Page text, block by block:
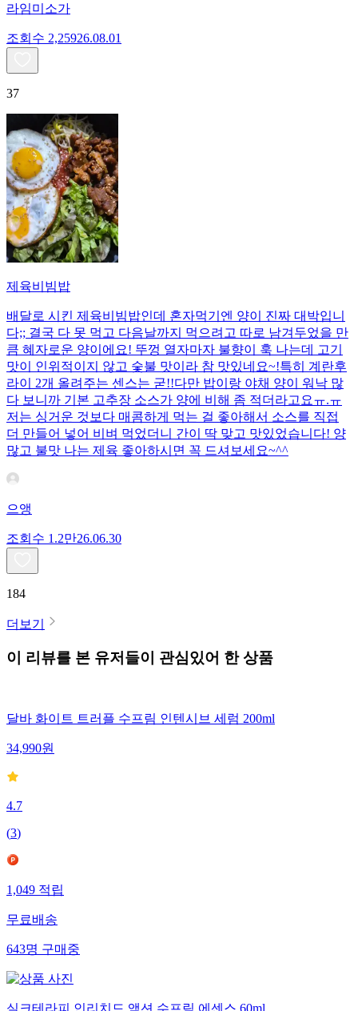
라임미소가
조회수 2,25926.08.01
37
제육비빔밥
배달로 시킨 제육비빔밥인데 혼자먹기엔 양이 진짜 대박입니
다;; 결국 다 못 먹고 다음날까지 먹으려고 따로 남겨두었을 만
큼 혜자로운 양이에요! 뚜껑 열자마자 불향이 훅 나는데 고기
맛이 인위적이지 않고 숯불 맛이라 참 맛있네요~!특히 계란후
라이 2개 올려주는 센스는 굳!! ​다만 밥이랑 야채 양이 워낙 많
다 보니까 기본 고추장 소스가 양에 비해 좀 적더라고요ㅠ.ㅠ
저는 싱거운 것보다 매콤하게 먹는 걸 좋아해서 소스를 직접
더 만들어 넣어 비벼 먹었더니 간이 딱 맞고 맛있었습니다! 양
많고 불맛 나는 제육 좋아하시면 꼭 드셔보세요~^^
으앵
조회수 1.2만26.06.30
184
더보기
이 리뷰를 본 유저들이 관심있어 한 상품
달바 화이트 트러플 수프림 인텐시브 세럼 200ml
34,990원
4.7
(3)
1,049적립
무료배송
643명구매중